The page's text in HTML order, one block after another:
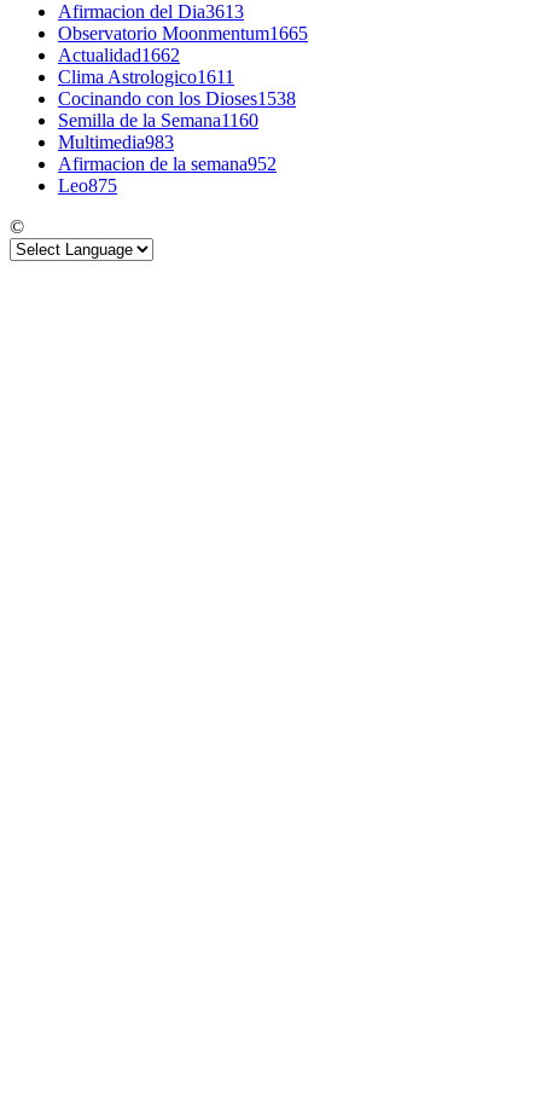
Afirmacion del Dia3613
Observatorio Moonmentum1665
Actualidad1662
Clima Astrologico1611
Cocinando con los Dioses1538
Semilla de la Semana1160
Multimedia983
Afirmacion de la semana952
Leo875
©